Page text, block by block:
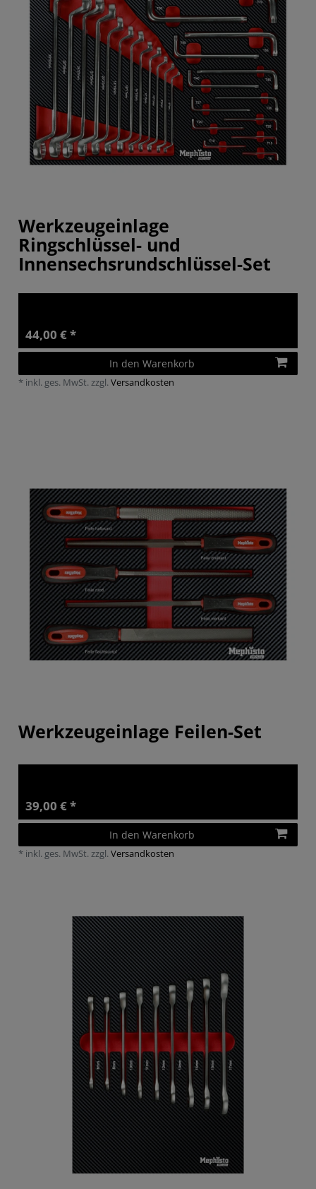
Werkzeugeinlage
Ringschlüssel- und
Innensechsrundschlüssel-Set
44,00 € *
In den Warenkorb
* inkl. ges. MwSt. zzgl.Versandkosten
Werkzeugeinlage Feilen-Set
39,00 € *
In den Warenkorb
* inkl. ges. MwSt. zzgl.Versandkosten